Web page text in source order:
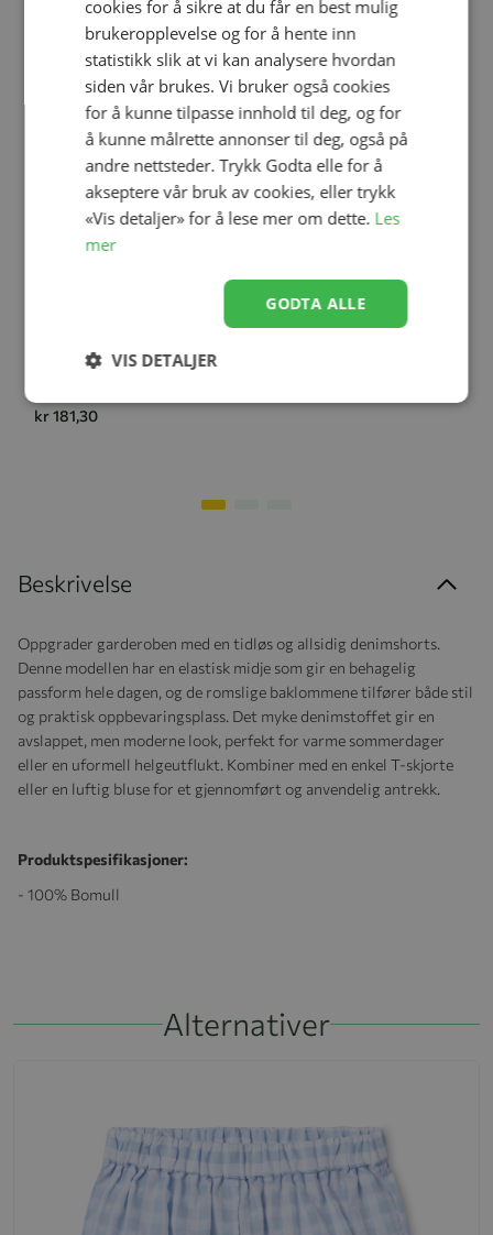
Beskrivelse
Oppgrader garderoben med en tidløs og allsidig denimshorts.
Denne modellen har en elastisk midje som gir en behagelig
passform hele dagen, og de romslige baklommene tilfører både stil
og praktisk oppbevaringsplass. Det myke denimstoffet gir en
avslappet, men moderne look, perfekt for varme sommerdager
eller en uformell helgeutflukt. Kombiner med en enkel T-skjorte
eller en luftig bluse for et gjennomført og anvendelig antrekk.
Produktspesifikasjoner:
- 100% Bomull
-30%
Legg til
Fliink Kenna Leggings,
kr 181,30
Legg til
6-7 år
Fliink Charlotte Cardigan,
Alternativer
cookies for å sikre at du får en best mulig
brukeropplevelse og for å hente inn
statistikk slik at vi kan analysere hvordan
siden vår brukes. Vi bruker også cookies
for å kunne tilpasse innhold til deg, og for
å kunne målrette annonser til deg, også på
andre nettsteder. Trykk Godta elle for å
akseptere vår bruk av cookies, eller trykk
«Vis detaljer» for å lese mer om dette. Les
mer
GODTA ALLE
VIS DETALJER